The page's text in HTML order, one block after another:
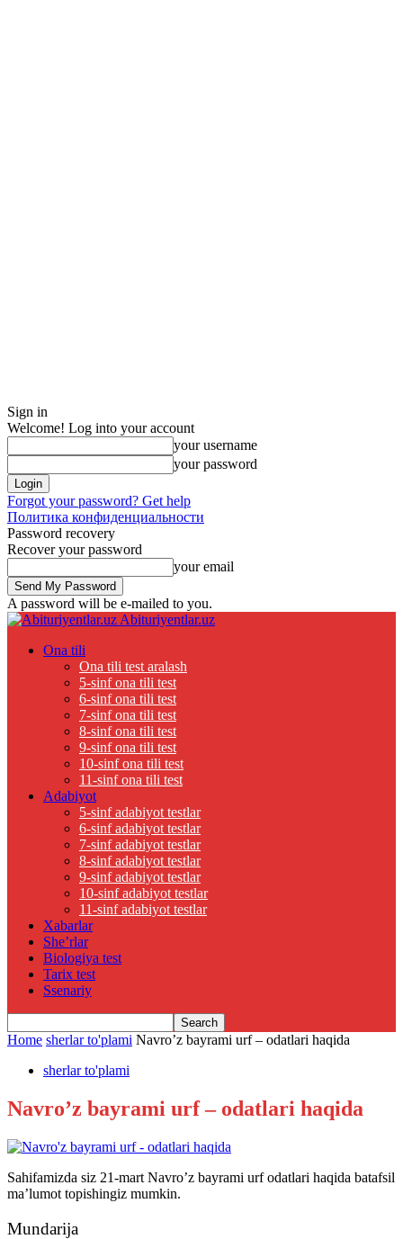
Sign in
Welcome! Log into your account
your username
your password
Forgot your password? Get help
Политика конфиденциальности
Password recovery
Recover your password
your email
A password will be e-mailed to you.
Abituriyentlar.uz
Ona tili
Ona tili test aralash
5-sinf ona tili test
6-sinf ona tili test
7-sinf ona tili test
8-sinf ona tili test
9-sinf ona tili test
10-sinf ona tili test
11-sinf ona tili test
Adabiyot
5-sinf adabiyot testlar
6-sinf adabiyot testlar
7-sinf adabiyot testlar
8-sinf adabiyot testlar
9-sinf adabiyot testlar
10-sinf adabiyot testlar
11-sinf adabiyot testlar
Xabarlar
She’rlar
Biologiya test
Tarix test
Ssenariy
Home sherlar to'plami Navro’z bayrami urf – odatlari haqida
sherlar to'plami
Navro’z bayrami urf – odatlari haqida
Sahifamizda siz 21-mart Navro’z bayrami urf odatlari haqida batafsil
ma’lumot topishingiz mumkin.
Mundarija